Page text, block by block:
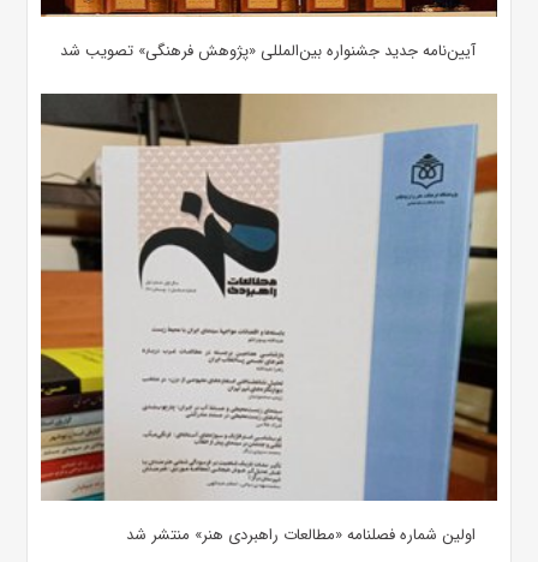
آیین‌نامه جدید جشنواره بین‌المللی «پژوهش فرهنگی» تصویب شد
اولین شماره فصلنامه «مطالعات راهبردی هنر» منتشر شد